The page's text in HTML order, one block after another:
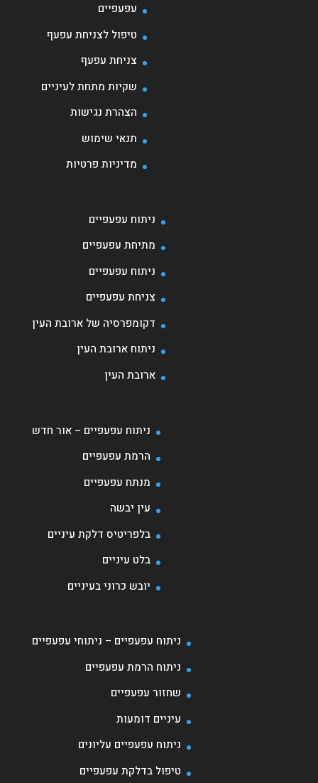
עפעפיים
טיפול לצניחת עפעף
צניחת עפעף
שקיות מתחת לעיניים
הצהרת נגישות
תנאי שימוש
מדיניות פרטיות
ניתוח עפעפיים
מתיחת עפעפיים
ניתוח עפעפיים
צניחת עפעפיים
דקומפרסיה של ארובת העין
ניתוח ארובת העין
ארובת העין
ניתוח עפעפיים – אור חדש
הרמת עפעפיים
מנתח עפעפיים
עין יבשה
בלפריטיס דלקת עיניים
בלט עיניים
יובש כרוני בעיניים
ניתוח עפעפיים – ניתוחי עפעפיים
ניתוח הרמת עפעפיים
שחזור עפעפיים
עיניים דומעות
ניתוח עפעפיים עליונים
טיפול בדלקת עפעפיים